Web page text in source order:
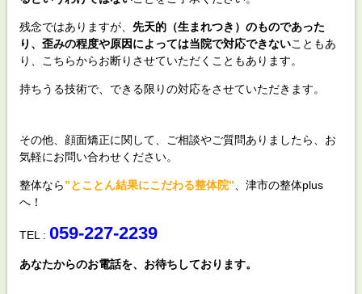
残念ではありますが、 先天的（生まれつき）のものであった
り、歪みの程度や原因によっては当院で対応できないこともあ
り、こちらからお断りさせていただくこともあります。
持ちうる技術で、できる限りの対応をさせていただきます。
その他、顔面矯正に関して、ご相談やご質問ありましたら、お
気軽にお問い合わせください。
整体なら”とことん結果にこだわる整体院” 、津市の整体plus
へ！
TEL : 059-227-2239
あなたからのお電話を、お待ちしております。